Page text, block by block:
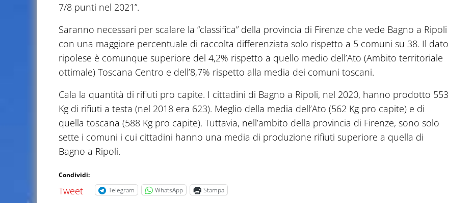
7/8 punti nel 2021”.
Saranno necessari per scalare la “classifica” della provincia di Firenze che vede Bagno a Ripoli
con una maggiore percentuale di raccolta differenziata solo rispetto a 5 comuni su 38. Il dato
ripolese è comunque superiore del 4,2% rispetto a quello medio dell’Ato (Ambito territoriale
ottimale) Toscana Centro e dell’8,7% rispetto alla media dei comuni toscani.
Cala la quantità di rifiuti pro capite. I cittadini di Bagno a Ripoli, nel 2020, hanno prodotto 553
Kg di rifiuti a testa (nel 2018 era 623). Meglio della media dell’Ato (562 Kg pro capite) e di
quella toscana (588 Kg pro capite). Tuttavia, nell’ambito della provincia di Firenze, sono solo
sette i comuni i cui cittadini hanno una media di produzione rifiuti superiore a quella di
Bagno a Ripoli.
Condividi:
Tweet Telegram WhatsApp Stampa